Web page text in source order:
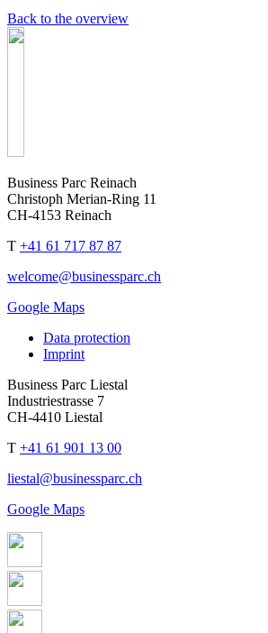
Back to the overview
Business Parc Reinach
Christoph Merian-Ring 11
CH-4153 Reinach
T +41 61 717 87 87
welcome@businessparc.ch
Google Maps
Data protection
Imprint
Business Parc Liestal
Industriestrasse 7
CH-4410 Liestal
T +41 61 901 13 00
liestal@businessparc.ch
Google Maps